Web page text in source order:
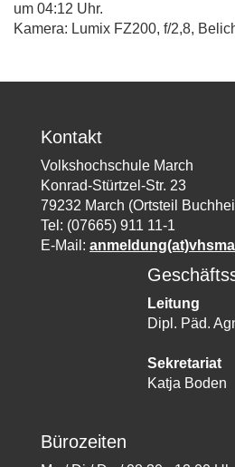
um 04:12 Uhr.
Kamera: Lumix FZ200, f/2,8,
Kontakt
Volkshochschule March
Konrad-Stürtzel-Str. 23
79232 March (Ortsteil
Tel: (07665) 911 11-1
E-Mail:
Leitung
Dipl. Päd.
Sekretariat
Katja Boden
Bürozeiten